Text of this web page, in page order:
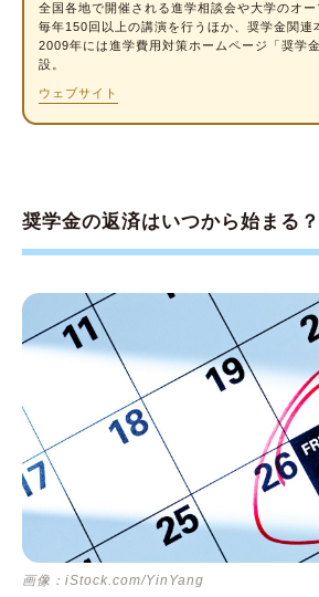
全国各地で開催される進学相談会や大学のオ
毎年150回以上の講演を行うほか、奨学金関連
2009年には進学費用対策ホームページ「奨学
設。
ウェブサイト
奨学金の返済はいつから始まる？
画像：iStock.com/YinYang